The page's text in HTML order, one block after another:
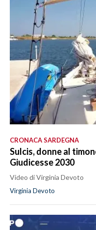
CRONACA SARDEGNA
Sulcis, donne al
Giudicesse 2030
Video di Virginia Devoto
Virginia Devoto